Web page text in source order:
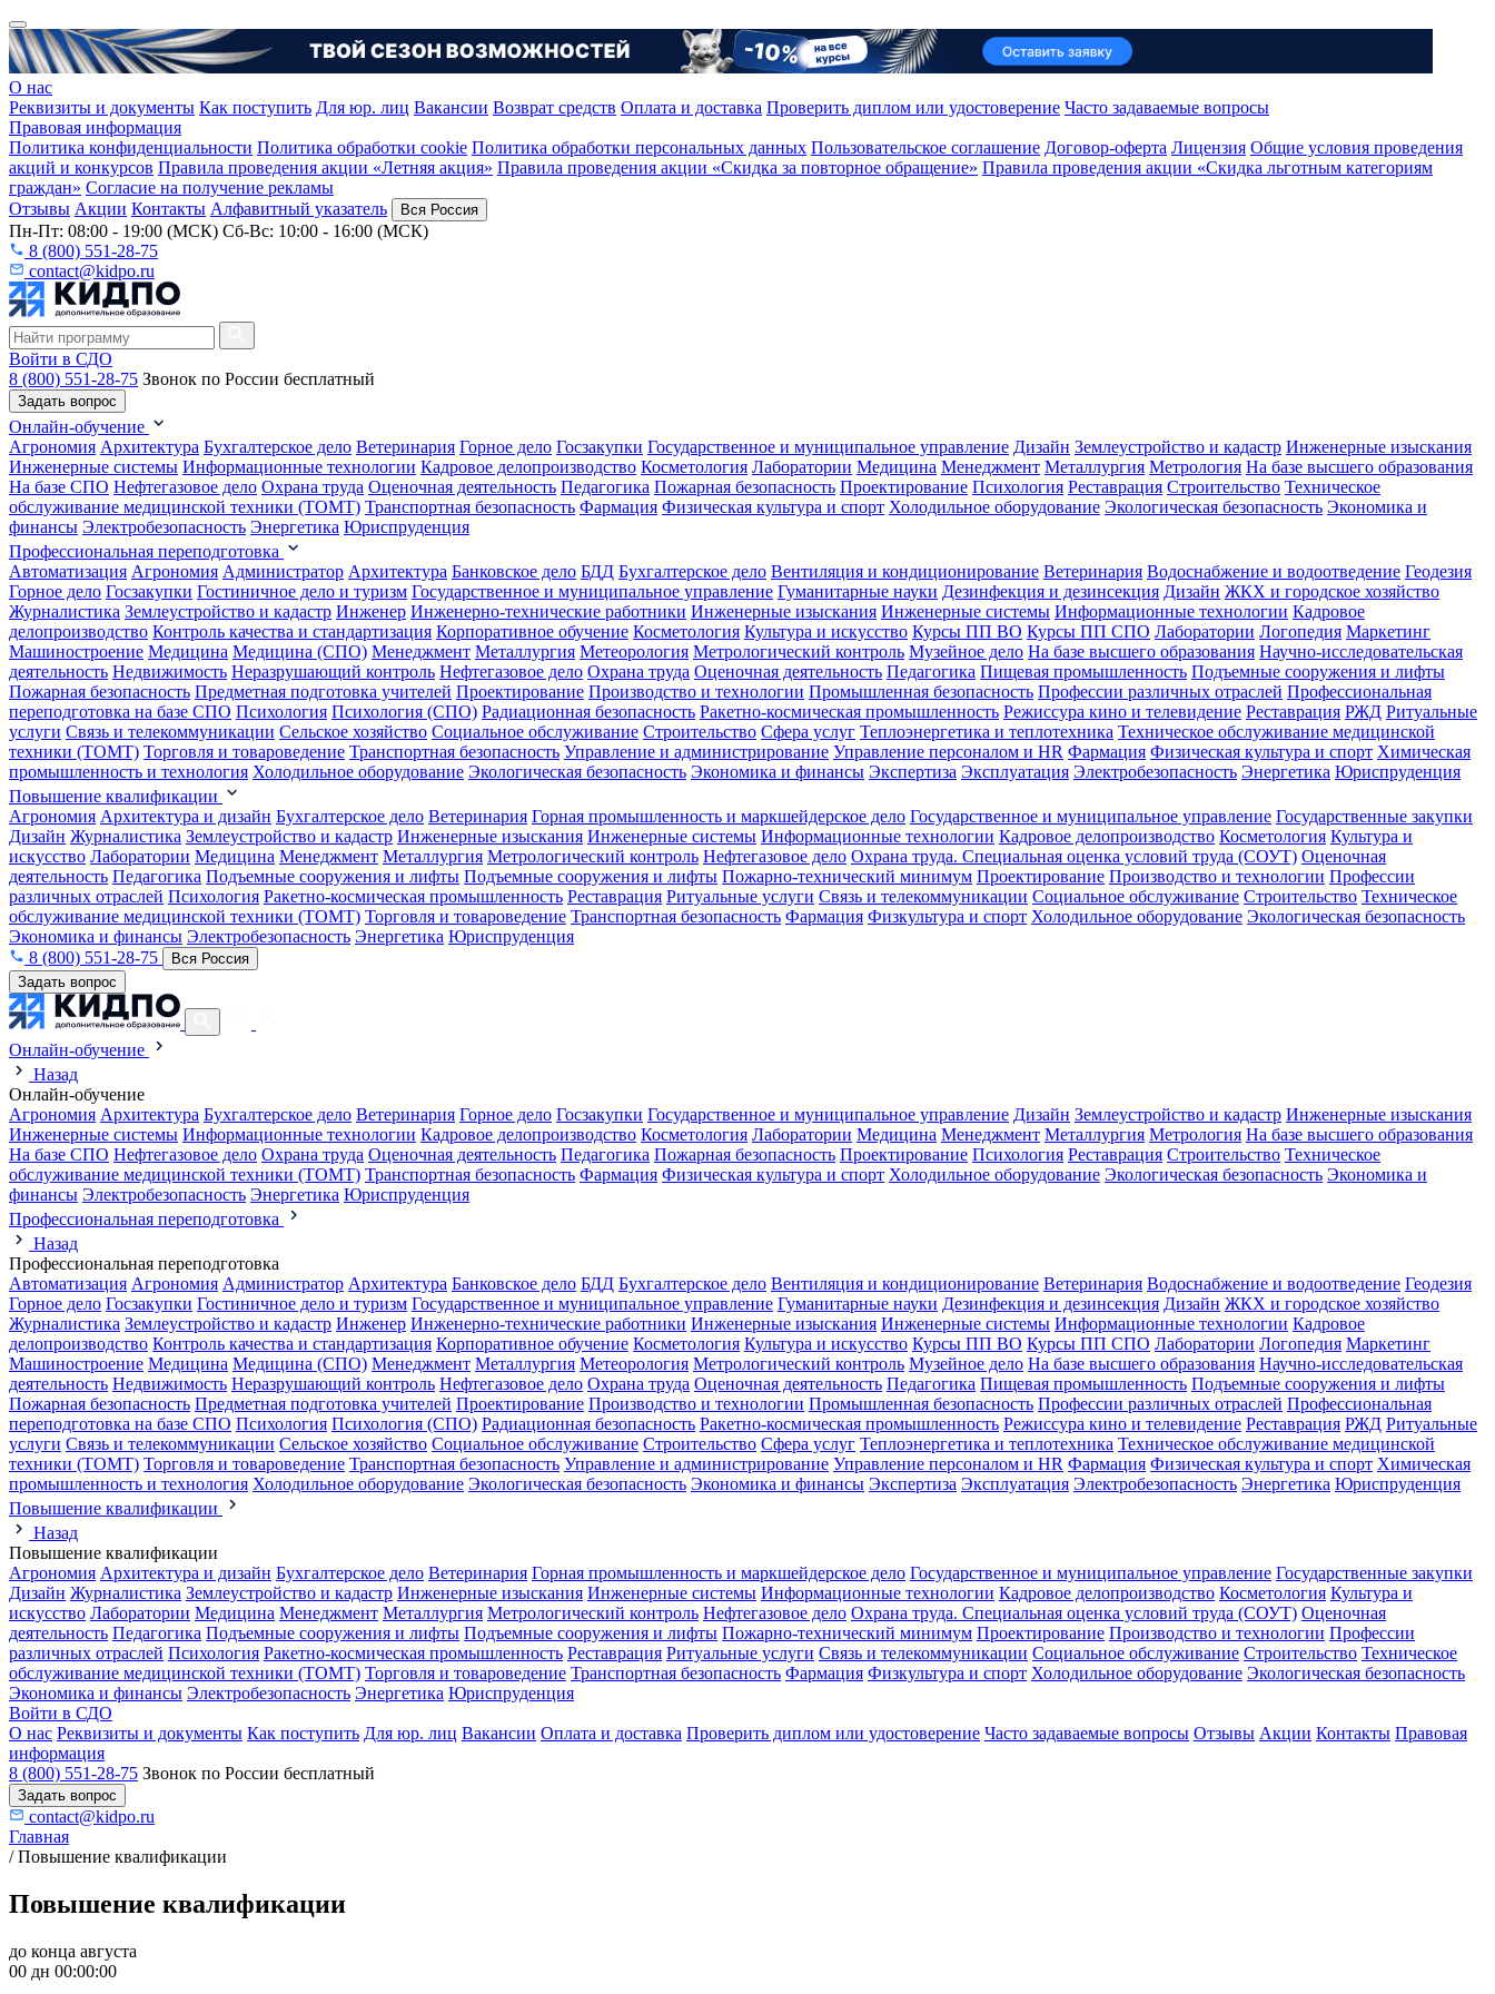
О нас
Реквизиты и документы Как поступить Для юр. лиц Вакансии Возврат средств Оплата и доставка Проверить диплом или удостоверение Часто задаваемые вопросы
Правовая информация
Политика конфиденциальности Политика обработки cookie Политика обработки персональных данных Пользовательское соглашение Договор-оферта Лицензия Общие условия проведения
акций и конкурсов Правила проведения акции «Летняя акция» Правила проведения акции «Скидка за повторное обращение» Правила проведения акции «Скидка льготным категориям
граждан» Согласие на получение рекламы
Отзывы Акции Контакты Алфавитный указатель Вся Россия
Пн-Пт: 08:00 - 19:00 (МСК) Сб-Вс: 10:00 - 16:00 (МСК)
8 (800) 551-28-75
contact@kidpo.ru
Войти в СДО
8 (800) 551-28-75 Звонок по России бесплатный
Задать вопрос
Онлайн-обучение
Агрономия Архитектура Бухгалтерское дело Ветеринария Горное дело Госзакупки Государственное и муниципальное управление Дизайн Землеустройство и кадастр Инженерные изыскания
Инженерные системы Информационные технологии Кадровое делопроизводство Косметология Лаборатории Медицина Менеджмент Металлургия Метрология На базе высшего образования
На базе СПО Нефтегазовое дело Охрана труда Оценочная деятельность Педагогика Пожарная безопасность Проектирование Психология Реставрация Строительство Техническое
обслуживание медицинской техники (ТОМТ) Транспортная безопасность Фармация Физическая культура и спорт Холодильное оборудование Экологическая безопасность Экономика и
финансы Электробезопасность Энергетика Юриспруденция
Профессиональная переподготовка
Автоматизация Агрономия Администратор Архитектура Банковское дело БДД Бухгалтерское дело Вентиляция и кондиционирование Ветеринария Водоснабжение и водоотведение Геодезия
Горное дело Госзакупки Гостиничное дело и туризм Государственное и муниципальное управление Гуманитарные науки Дезинфекция и дезинсекция Дизайн ЖКХ и городское хозяйство
Журналистика Землеустройство и кадастр Инженер Инженерно-технические работники Инженерные изыскания Инженерные системы Информационные технологии Кадровое
делопроизводство Контроль качества и стандартизация Корпоративное обучение Косметология Культура и искусство Курсы ПП ВО Курсы ПП СПО Лаборатории Логопедия Маркетинг
Машиностроение Медицина Медицина (СПО) Менеджмент Металлургия Метеорология Метрологический контроль Музейное дело На базе высшего образования Научно-исследовательская
деятельность Недвижимость Неразрушающий контроль Нефтегазовое дело Охрана труда Оценочная деятельность Педагогика Пищевая промышленность Подъемные сооружения и лифты
Пожарная безопасность Предметная подготовка учителей Проектирование Производство и технологии Промышленная безопасность Профессии различных отраслей Профессиональная
переподготовка на базе СПО Психология Психология (СПО) Радиационная безопасность Ракетно-космическая промышленность Режиссура кино и телевидение Реставрация РЖД Ритуальные
услуги Связь и телекоммуникации Сельское хозяйство Социальное обслуживание Строительство Сфера услуг Теплоэнергетика и теплотехника Техническое обслуживание медицинской
техники (ТОМТ) Торговля и товароведение Транспортная безопасность Управление и администрирование Управление персоналом и HR Фармация Физическая культура и спорт Химическая
промышленность и технология Холодильное оборудование Экологическая безопасность Экономика и финансы Экспертиза Эксплуатация Электробезопасность Энергетика Юриспруденция
Повышение квалификации
Агрономия Архитектура и дизайн Бухгалтерское дело Ветеринария Горная промышленность и маркшейдерское дело Государственное и муниципальное управление Государственные закупки
Дизайн Журналистика Землеустройство и кадастр Инженерные изыскания Инженерные системы Информационные технологии Кадровое делопроизводство Косметология Культура и
искусство Лаборатории Медицина Менеджмент Металлургия Метрологический контроль Нефтегазовое дело Охрана труда. Специальная оценка условий труда (СОУТ) Оценочная
деятельность Педагогика Подъемные сооружения и лифты Подъемные сооружения и лифты Пожарно-технический минимум Проектирование Производство и технологии Профессии
различных отраслей Психология Ракетно-космическая промышленность Реставрация Ритуальные услуги Связь и телекоммуникации Социальное обслуживание Строительство Техническое
обслуживание медицинской техники (ТОМТ) Торговля и товароведение Транспортная безопасность Фармация Физкультура и спорт Холодильное оборудование Экологическая безопасность
Экономика и финансы Электробезопасность Энергетика Юриспруденция
8 (800) 551-28-75
Вся Россия
Задать вопрос
Онлайн-обучение
Назад
Онлайн-обучение
Агрономия Архитектура Бухгалтерское дело Ветеринария Горное дело Госзакупки Государственное и муниципальное управление Дизайн Землеустройство и кадастр Инженерные изыскания
Инженерные системы Информационные технологии Кадровое делопроизводство Косметология Лаборатории Медицина Менеджмент Металлургия Метрология На базе высшего образования
На базе СПО Нефтегазовое дело Охрана труда Оценочная деятельность Педагогика Пожарная безопасность Проектирование Психология Реставрация Строительство Техническое
обслуживание медицинской техники (ТОМТ) Транспортная безопасность Фармация Физическая культура и спорт Холодильное оборудование Экологическая безопасность Экономика и
финансы Электробезопасность Энергетика Юриспруденция
Профессиональная переподготовка
Назад
Профессиональная переподготовка
Автоматизация Агрономия Администратор Архитектура Банковское дело БДД Бухгалтерское дело Вентиляция и кондиционирование Ветеринария Водоснабжение и водоотведение Геодезия
Горное дело Госзакупки Гостиничное дело и туризм Государственное и муниципальное управление Гуманитарные науки Дезинфекция и дезинсекция Дизайн ЖКХ и городское хозяйство
Журналистика Землеустройство и кадастр Инженер Инженерно-технические работники Инженерные изыскания Инженерные системы Информационные технологии Кадровое
делопроизводство Контроль качества и стандартизация Корпоративное обучение Косметология Культура и искусство Курсы ПП ВО Курсы ПП СПО Лаборатории Логопедия Маркетинг
Машиностроение Медицина Медицина (СПО) Менеджмент Металлургия Метеорология Метрологический контроль Музейное дело На базе высшего образования Научно-исследовательская
деятельность Недвижимость Неразрушающий контроль Нефтегазовое дело Охрана труда Оценочная деятельность Педагогика Пищевая промышленность Подъемные сооружения и лифты
Пожарная безопасность Предметная подготовка учителей Проектирование Производство и технологии Промышленная безопасность Профессии различных отраслей Профессиональная
переподготовка на базе СПО Психология Психология (СПО) Радиационная безопасность Ракетно-космическая промышленность Режиссура кино и телевидение Реставрация РЖД Ритуальные
услуги Связь и телекоммуникации Сельское хозяйство Социальное обслуживание Строительство Сфера услуг Теплоэнергетика и теплотехника Техническое обслуживание медицинской
техники (ТОМТ) Торговля и товароведение Транспортная безопасность Управление и администрирование Управление персоналом и HR Фармация Физическая культура и спорт Химическая
промышленность и технология Холодильное оборудование Экологическая безопасность Экономика и финансы Экспертиза Эксплуатация Электробезопасность Энергетика Юриспруденция
Повышение квалификации
Назад
Повышение квалификации
Агрономия Архитектура и дизайн Бухгалтерское дело Ветеринария Горная промышленность и маркшейдерское дело Государственное и муниципальное управление Государственные закупки
Дизайн Журналистика Землеустройство и кадастр Инженерные изыскания Инженерные системы Информационные технологии Кадровое делопроизводство Косметология Культура и
искусство Лаборатории Медицина Менеджмент Металлургия Метрологический контроль Нефтегазовое дело Охрана труда. Специальная оценка условий труда (СОУТ) Оценочная
деятельность Педагогика Подъемные сооружения и лифты Подъемные сооружения и лифты Пожарно-технический минимум Проектирование Производство и технологии Профессии
различных отраслей Психология Ракетно-космическая промышленность Реставрация Ритуальные услуги Связь и телекоммуникации Социальное обслуживание Строительство Техническое
обслуживание медицинской техники (ТОМТ) Торговля и товароведение Транспортная безопасность Фармация Физкультура и спорт Холодильное оборудование Экологическая безопасность
Экономика и финансы Электробезопасность Энергетика Юриспруденция
Войти в СДО
О нас Реквизиты и документы Как поступить Для юр. лиц Вакансии Оплата и доставка Проверить диплом или удостоверение Часто задаваемые вопросы Отзывы Акции Контакты Правовая
информация
8 (800) 551-28-75 Звонок по России бесплатный
Задать вопрос
contact@kidpo.ru
Главная
/ Повышение квалификации
Повышение квалификации
до конца августа
00 дн 00:00:00